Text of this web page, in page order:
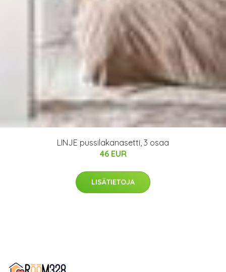
LINJE pussilakanasetti, 3 osaa
46 EUR
LISÄTIETOJA